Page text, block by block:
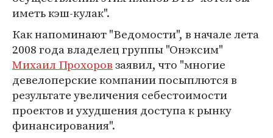
иметь кэш-кулак".
Как напоминают "Ведомости", в начале лета
2008 года владелец группы "Онэксим"
Михаил Прохоровзаявил, что "многие
девелоперские компании посыплются в
результате увеличения себестоимости
проектов и ухудшения доступа к рынку
финансирования".